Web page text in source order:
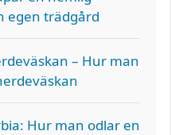
egen trädgård
– Hur man
Hur man odlar en